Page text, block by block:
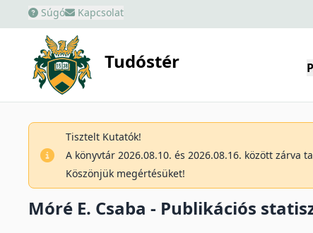
Súgó Kapcsolat
Tudóstér
Tisztelt Kutatók!
A könyvtár 2026.08.10. és 2026.08.16. között
Köszönjük megértésüket!
Móré E. Csaba - Publikációs